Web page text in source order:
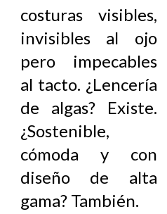
costuras visibles,
invisibles al ojo
pero impecables
al tacto. ¿Lencería
de algas? Existe.
¿Sostenible,
cómoda y con
diseño de alta
gama? También.